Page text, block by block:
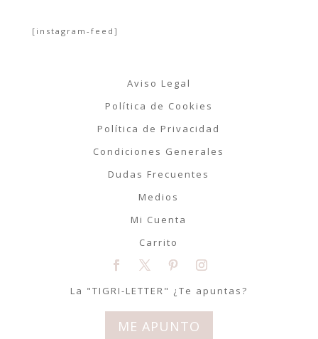
[instagram-feed]
Aviso Legal
Política de Cookies
Política de Privacidad
Condiciones Generales
Dudas Frecuentes
Medios
Mi Cuenta
Carrito
La "TIGRI-LETTER" ¿Te apuntas?
ME APUNTO